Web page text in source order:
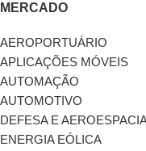
MERCADO
AEROPORTUÁRIO
APLICAÇÕES MÓVEIS
AUTOMAÇÃO
AUTOMOTIVO
DEFESA E
ENERGIA EÓLICA